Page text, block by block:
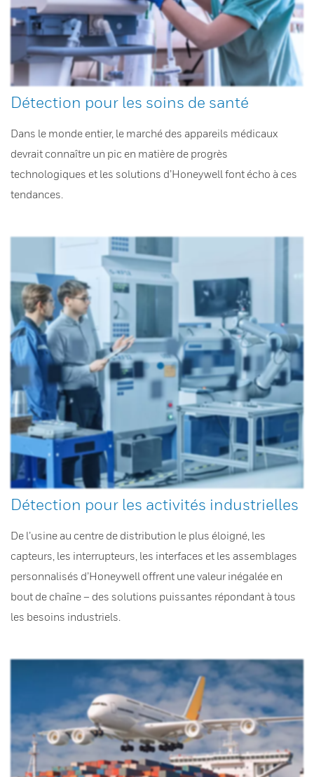
Détection pour les soins de santé
Dans le monde entier, le marché des appareils médicaux
devrait connaître un pic en matière de progrès
technologiques et les solutions d’Honeywell font écho à ces
tendances.
Détection pour les activités industrielles
De l’usine au centre de distribution le plus éloigné, les
capteurs, les interrupteurs, les interfaces et les assemblages
personnalisés d’Honeywell offrent une valeur inégalée en
bout de chaîne – des solutions puissantes répondant à tous
les besoins industriels.